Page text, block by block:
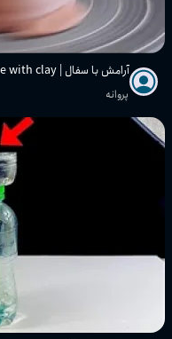
آرامش با سفال | Peace with clay
پروانه